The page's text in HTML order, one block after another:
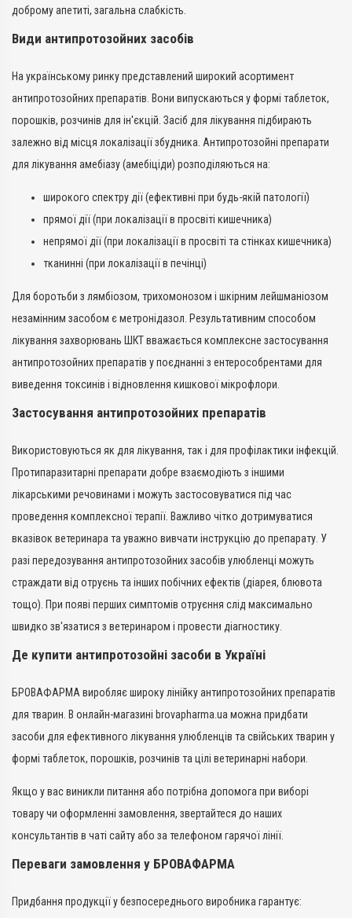
доброму апетиті, загальна слабкість.
Види антипротозойних засобів
На українському ринку представлений широкий асортимент
антипротозойних препаратів. Вони випускаються у формі таблеток,
порошків, розчинів для ін'єкцій. Засіб для лікування підбирають
залежно від місця локалізації збудника. Антипротозойні препарати
для лікування амебіазу (амебіціди) розподіляються на:
широкого спектру дії (ефективні при будь-якій патології)
прямої дії (при локалізації в просвіті кишечника)
непрямої дії (при локалізації в просвіті та стінках кишечника)
тканинні (при локалізації в печінці)
Для боротьби з лямбіозом, трихомонозом і шкірним лейшманіозом
незамінним засобом є метронідазол. Результативним способом
лікування захворювань ШКТ вважається комплексне застосування
антипротозойних препаратів у поєднанні з ентерособрентами для
виведення токсинів і відновлення кишкової мікрофлори.
Застосування антипротозойних препаратів
Використовуються як для лікування, так і для профілактики інфекцій.
Протипаразитарні препарати добре взаємодіють з іншими
лікарськими речовинами і можуть застосовуватися під час
проведення комплексної терапії. Важливо чітко дотримуватися
вказівок ветеринара та уважно вивчати інструкцію до препарату. У
разі передозування антипротозойних засобів улюбленці можуть
страждати від отруєнь та інших побічних ефектів (діарея, блювота
тощо). При появі перших симптомів отруєння слід максимально
швидко зв'язатися з ветеринаром і провести діагностику.
Де купити антипротозойні засоби в Україні
БРОВАФАРМА виробляє широку лінійку антипротозойних препаратів
для тварин. В онлайн-магазині brovapharma.ua можна придбати
засоби для ефективного лікування улюбленців та свійських тварин у
формі таблеток, порошків, розчинів та цілі ветеринарні набори.
Якщо у вас виникли питання або потрібна допомога при виборі
товару чи оформленні замовлення, звертайтеся до наших
консультантів в чаті сайту або за телефоном гарячої лінії.
Переваги замовлення у БРОВАФАРМА
Придбання продукції у безпосереднього виробника гарантує: